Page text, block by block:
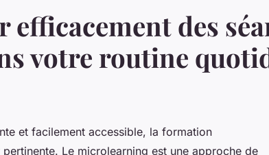
des
votre routine
et facilement accessible, la formation
Le microlearning est une approche de